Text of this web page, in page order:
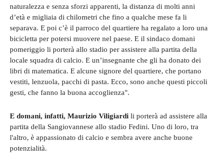
naturalezza e senza sforzi apparenti, la distanza di molti anni
d’età e migliaia di chilometri che fino a qualche mese fa li
separava. E poi c’è il parroco del quartiere ha regalato a loro una
bicicletta per potersi muovere nel paese. E il sindaco domani
pomeriggio li porterà allo stadio per assistere alla partita della
locale squadra di calcio. E un’insegnante che gli ha donato dei
libri di matematica. E alcune signore del quartiere, che portano
vestiti, lenzuola, pacchi di pasta. Ecco, sono anche questi piccoli
gesti, che fanno la buona accoglienza".
E domani, infatti, Maurizio Viligiardi li porterà ad assistere alla
partita della Sangiovannese allo stadio Fedini. Uno di loro, tra
l'altro, è appassionato di calcio e sembra avere anche buone
potenzialità.